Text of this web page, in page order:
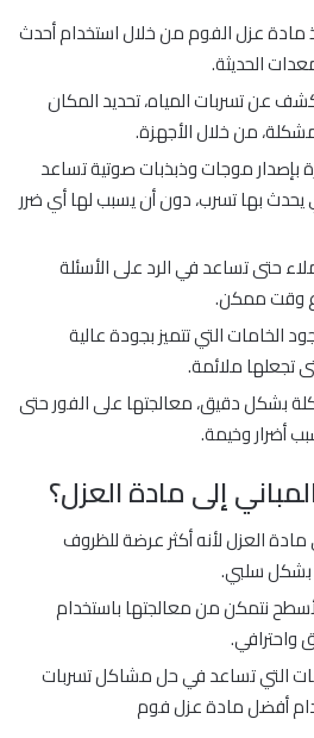
مادة عزل الفوم من خلال استخدام أحدث
الحديثة.
عن تسربات المياه، تحديد المكان
من خلال الأجهزة.
بإصدار موجات وذبذبات صوتية تساعد
يحدث بها تسرب، دون أن يسبب لها أي ضرر
حتى تساعد في الرد على الأسئلة
وقت ممكن.
الخامات التي تتميز بجودة عالية
تجعلها ملائمة.
بشكل دقيق، معالجتها على الفور حتى
أضرار وخيمة.
إلى مادة العزل؟
مادة العزل لأنه أكثر عرضة للظروف
بشكل سلبي.
نتمكن من معالجتها باستخدام
واحترافي.
التي تساعد في حل مشاكل تسربات
أفضل مادة عزل فوم